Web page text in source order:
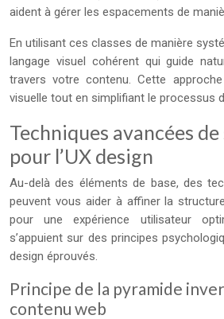
aident à gérer les espacements de
En utilisant ces classes de manière
langage visuel cohérent qui guide
travers votre contenu. Cette
visuelle tout en simplifiant le processus
Techniques avancées
pour l’UX design
Au-delà des éléments de base, des
peuvent vous aider à affiner la
pour une expérience utilisateur
s’appuient sur des principes
design éprouvés.
Principe de la pyramide
contenu web